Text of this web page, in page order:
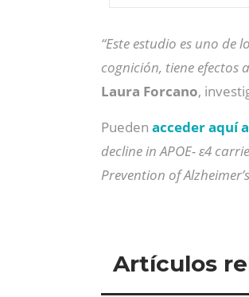
“Este estudio es uno
cognición, tiene efectos
Laura Forcano,
Pueden acceder aquí
decline in APOE- ɛ4
Prevention of
Artículos